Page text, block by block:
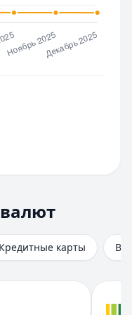
Кредитные карты